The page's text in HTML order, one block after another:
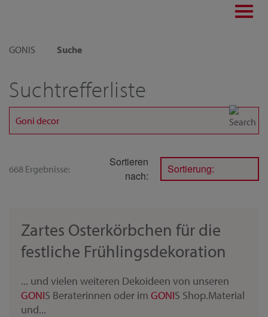
GONIS
Suche
Suchtrefferliste
668 Ergebnisse:
Sortieren
nach:
Sortierung:
Zartes Osterkörbchen für die
festliche Frühlingsdekoration
... und vielen weiteren Dekoideen von unseren
GONIS Beraterinnen oder im GONIS Shop.Material
und...